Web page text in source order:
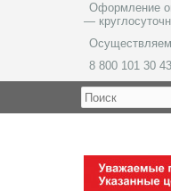
Оформление
—
8 800 101 30